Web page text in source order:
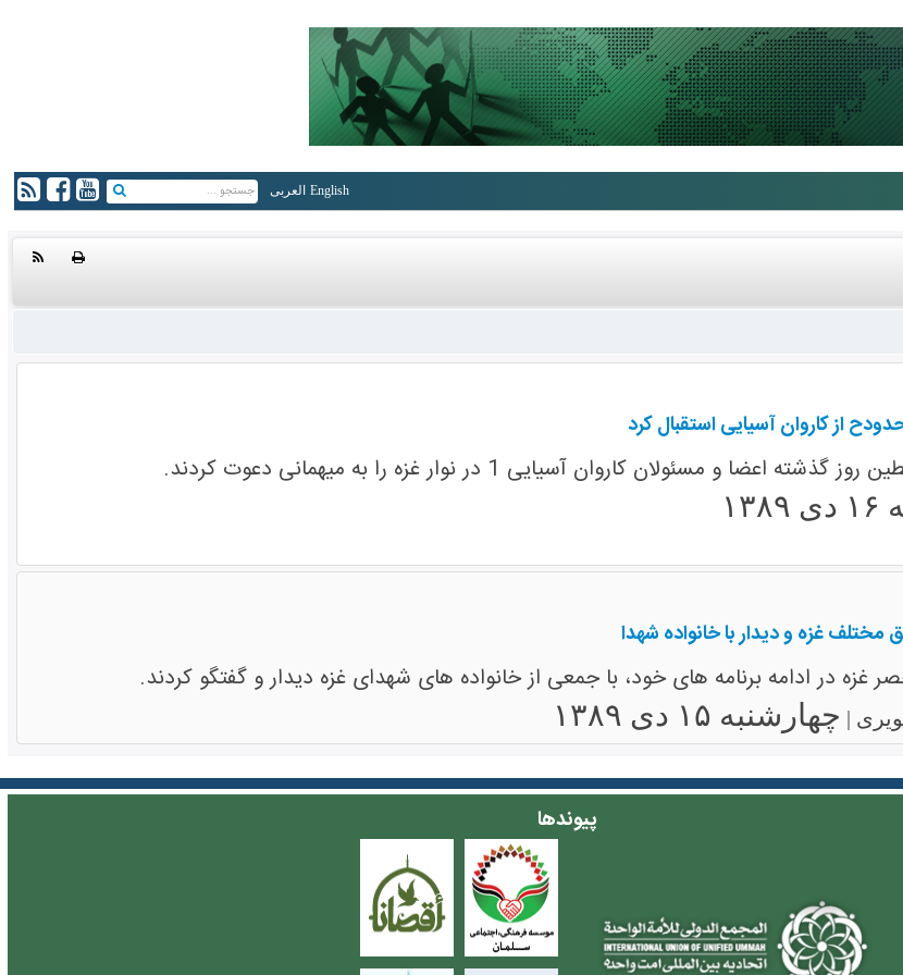
English العربی
از کاروان آسیایی استقبال کرد
و مسئولان کاروان آسیایی 1 در نوار غزه را به میهمانی دعوت کردند.
غزه و دیدار با خانواده شهدا
در ادامه برنامه های خود، با جمعی از خانواده های شهدای غزه دیدار و گفتگو کردند.
| چهارشنبه ۱۵ دی ۱۳۸۹
پیوندها